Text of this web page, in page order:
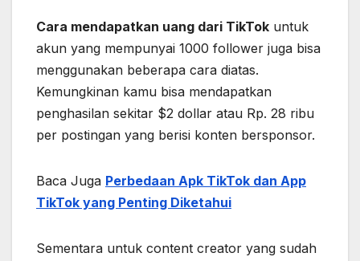
Cara mendapatkan uang dari TikTok untuk
akun yang mempunyai 1000 follower juga bisa
menggunakan beberapa cara diatas.
Kemungkinan kamu bisa mendapatkan
penghasilan sekitar $2 dollar atau Rp. 28 ribu
per postingan yang berisi konten bersponsor.
Baca Juga Perbedaan Apk TikTok dan App
TikTok yang Penting Diketahui
Sementara untuk content creator yang sudah